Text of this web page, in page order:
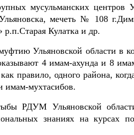
мусульманских центров
мечеть № 108
р.п.Старая Кулатка и др.
Ульяновской области в
4 имам-ахунда и 8
правило, одного района,
имам-мухтасибов.
РДУМ Ульяновской
знаниях на курсах